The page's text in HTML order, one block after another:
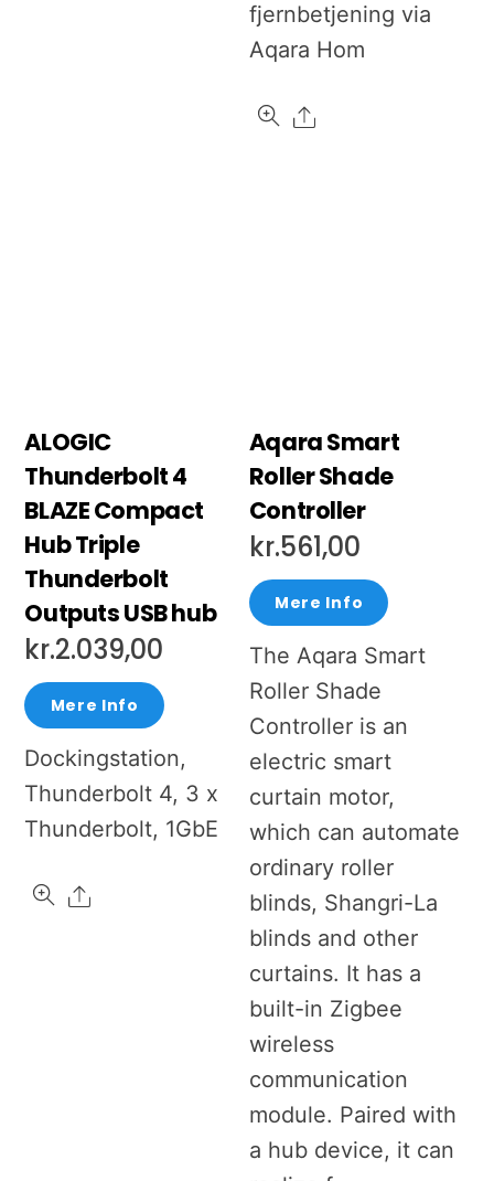
fjernbetjening via
Aqara Hom
Share
ALOGIC
Thunderbolt 4
BLAZE Compact
Hub Triple
Thunderbolt
Outputs USB hub
kr.2.039,00
Mere Info
Dockingstation,
Thunderbolt 4, 3 x
Thunderbolt, 1GbE
Share
Aqara Smart
Roller Shade
Controller
kr.561,00
Mere Info
The Aqara Smart
Roller Shade
Controller is an
electric smart
curtain motor,
which can automate
ordinary roller
blinds, Shangri-La
blinds and other
curtains. It has a
built-in Zigbee
wireless
communication
module. Paired with
a hub device, it can